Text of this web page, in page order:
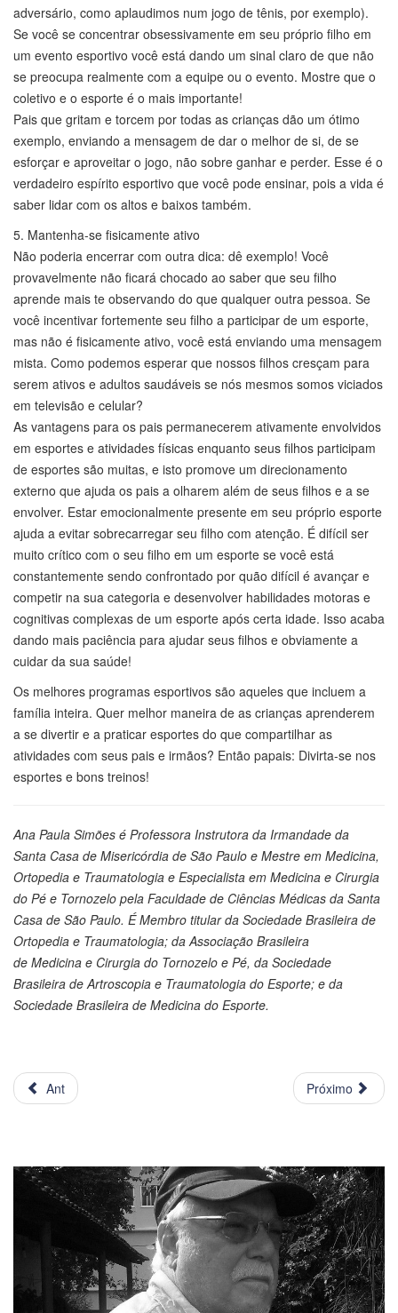
adversário, como aplaudimos num jogo de tênis, por exemplo).
Se você se concentrar obsessivamente em seu próprio filho em
um evento esportivo você está dando um sinal claro de que não
se preocupa realmente com a equipe ou o evento. Mostre que o
coletivo e o esporte é o mais importante!
Pais que gritam e torcem por todas as crianças dão um ótimo
exemplo, enviando a mensagem de dar o melhor de si, de se
esforçar e aproveitar o jogo, não sobre ganhar e perder. Esse é o
verdadeiro espírito esportivo que você pode ensinar, pois a vida é
saber lidar com os altos e baixos também.
5. Mantenha-se fisicamente ativo
Não poderia encerrar com outra dica: dê exemplo! Você
provavelmente não ficará chocado ao saber que seu filho
aprende mais te observando do que qualquer outra pessoa. Se
você incentivar fortemente seu filho a participar de um esporte,
mas não é fisicamente ativo, você está enviando uma mensagem
mista. Como podemos esperar que nossos filhos cresçam para
serem ativos e adultos saudáveis ​​se nós mesmos somos viciados
em televisão e celular?
As vantagens para os pais permanecerem ativamente envolvidos
em esportes e atividades físicas enquanto seus filhos participam
de esportes são muitas, e isto promove um direcionamento
externo que ajuda os pais a olharem além de seus filhos e a se
envolver. Estar emocionalmente presente em seu próprio esporte
ajuda a evitar sobrecarregar seu filho com atenção. É difícil ser
muito crítico com o seu filho em um esporte se você está
constantemente sendo confrontado por quão difícil é avançar e
competir na sua categoria e desenvolver habilidades motoras e
cognitivas complexas de um esporte após certa idade. Isso acaba
dando mais paciência para ajudar seus filhos e obviamente a
cuidar da sua saúde!
Os melhores programas esportivos são aqueles que incluem a
família inteira. Quer melhor maneira de as crianças aprenderem
a se divertir e a praticar esportes do que compartilhar as
atividades com seus pais e irmãos? Então papais: Divirta-se nos
esportes e bons treinos!
Ana Paula Simões é Professora Instrutora da Irmandade da
Santa Casa de Misericórdia de São Paulo e Mestre em Medicina,
Ortopedia e Traumatologia e Especialista em Medicina e Cirurgia
do Pé e Tornozelo pela Faculdade de Ciências Médicas da Santa
Casa de São Paulo. É Membro titular da Sociedade Brasileira de
Ortopedia e Traumatologia; da Associação Brasileira
de Medicina e Cirurgia do Tornozelo e Pé, da Sociedade
Brasileira de Artroscopia e Traumatologia do Esporte; e da
Sociedade Brasileira de Medicina do Esporte.
Ant Próximo